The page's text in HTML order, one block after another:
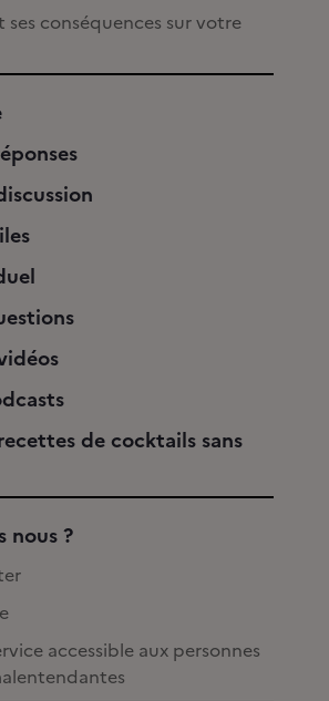
conséquences sur votre
de cocktails sans
nous ?
accessible aux personnes